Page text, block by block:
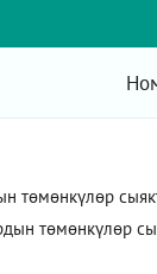
төмөнкүлөр